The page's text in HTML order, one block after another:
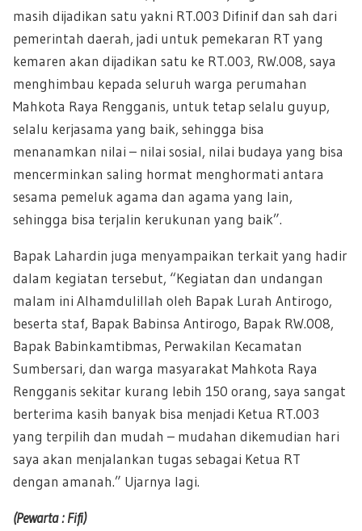
masih dijadikan satu yakni RT.003 Difinif dan sah dari
pemerintah daerah, jadi untuk pemekaran RT yang
kemaren akan dijadikan satu ke RT.003, RW.008, saya
menghimbau kepada seluruh warga perumahan
Mahkota Raya Rengganis, untuk tetap selalu guyup,
selalu kerjasama yang baik, sehingga bisa
menanamkan nilai – nilai sosial, nilai budaya yang bisa
mencerminkan saling hormat menghormati antara
sesama pemeluk agama dan agama yang lain,
sehingga bisa terjalin kerukunan yang baik”.
Bapak Lahardin juga menyampaikan terkait yang hadir
dalam kegiatan tersebut, “Kegiatan dan undangan
malam ini Alhamdulillah oleh Bapak Lurah Antirogo,
beserta staf, Bapak Babinsa Antirogo, Bapak RW.008,
Bapak Babinkamtibmas, Perwakilan Kecamatan
Sumbersari, dan warga masyarakat Mahkota Raya
Rengganis sekitar kurang lebih 150 orang, saya sangat
berterima kasih banyak bisa menjadi Ketua RT.003
yang terpilih dan mudah – mudahan dikemudian hari
saya akan menjalankan tugas sebagai Ketua RT
dengan amanah.” Ujarnya lagi.
(Pewarta : Fifi)